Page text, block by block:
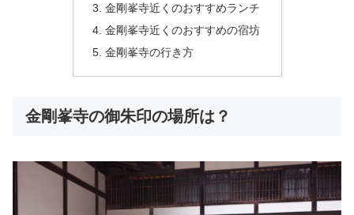
金剛峯寺近くのおすすめランチ
金剛峯寺近くのおすすめの宿坊
金剛峯寺の行き方
金剛峯寺の御朱印の場所は？